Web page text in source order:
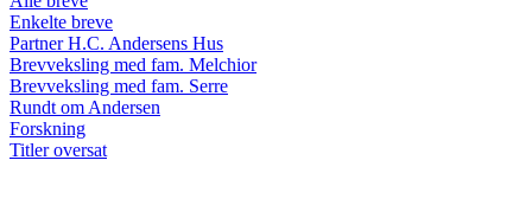
Enkelte breve
Partner H.C. Andersens Hus
Brevveksling med fam. Melchior
Brevveksling med fam. Serre
Rundt om Andersen
Forskning
Titler oversat